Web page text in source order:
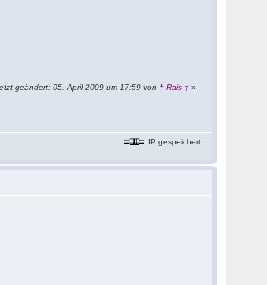
geändert: 05. April 2009 um 17:59 von † Rais † »
IP gespeichert